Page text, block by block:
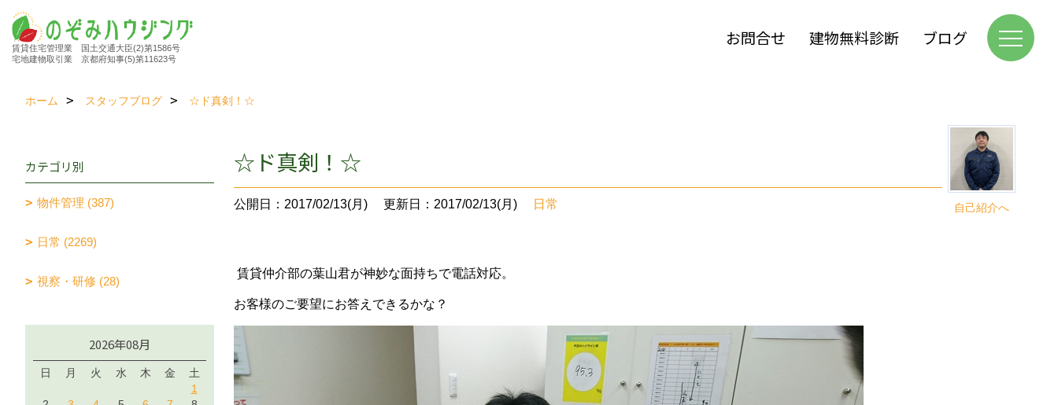
賃貸住宅管理業 国土交通大臣(2)第1586号
宅地建物取引業 京都府知事(5)第11623号
お問合せ 建物無料診断 ブログ
ホーム スタッフブログ ☆ド真剣！☆
自己紹介へ
☆ド真剣！☆
公開日：2017/02/13(月) 更新日：2017/02/13(月) 日常
賃貸仲介部の葉山君が神妙な面持ちで電話対応。
お客様のご要望にお答えできるかな？
カテゴリ別
物件管理 (387)
日常 (2269)
視察・研修 (28)
2026年08月
日 月 火 水 木 金
土
1